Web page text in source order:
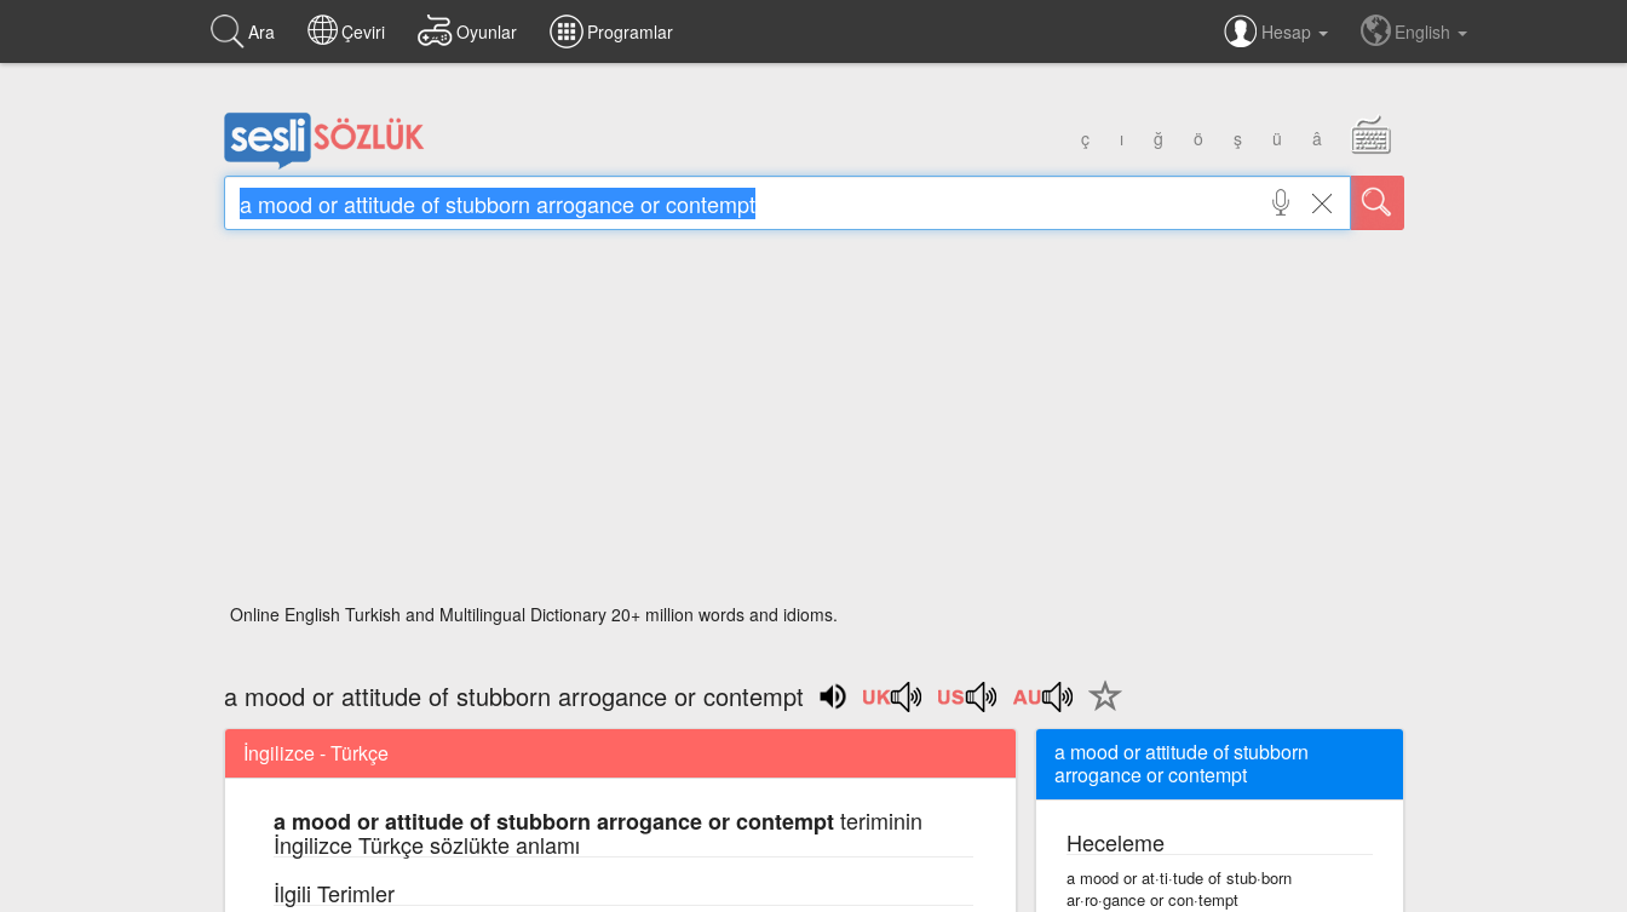
Ara Çeviri Oyunlar Programlar Hesap English
ç ı ğ ö ş ü â
Online English Turkish and Multilingual Dictionary 20+ million words and idioms.
a mood or attitude of stubborn arrogance or contempt
İngilizce - Türkçe
a mood or attitude of stubborn arrogance or contemptteriminin
İngilizce Türkçe sözlükte anlamı
İlgili Terimler
a mood or attitude of stubborn
arrogance or contempt
Heceleme
a mood or at·ti·tude of stub·born
ar·ro·gance or con·tempt